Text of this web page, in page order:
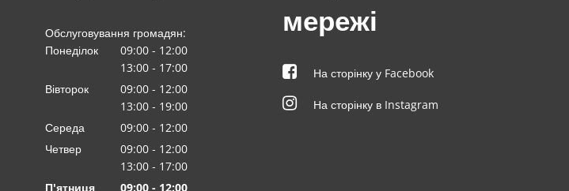
Обслуговування громадян:
Понеділок
09:00 - 12:00
З 09:00 до 12:00
13:00 - 17:00
З 13:00 до 17:00
Вівторок 09:00 - 12:00
З 09:00 до 12:00
13:00 - 19:00
З 13:00 до 19:00
Середа 09:00 - 12:00
З 09:00 до 12:00
Четвер 09:00 - 12:00
З 09:00 до 12:00
13:00 - 17:00
З 13:00 до 17:00
П'ятниця 09:00 - 12:00
мережі
На сторінку у Facebook
На сторінку в Instagram